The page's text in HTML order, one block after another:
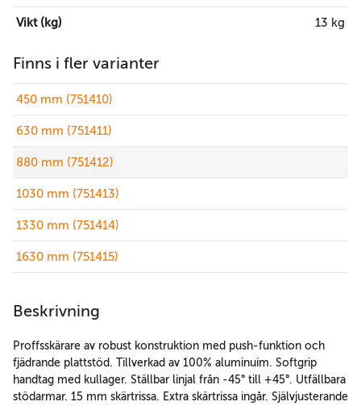
Vikt (kg) 13 kg
Finns i fler varianter
450 mm (751410)
630 mm (751411)
880 mm (751412)
1030 mm (751413)
1330 mm (751414)
1630 mm (751415)
Beskrivning
Proffsskärare av robust konstruktion med push-funktion och
fjädrande plattstöd. Tillverkad av 100% aluminuim. Softgrip
handtag med kullager. Ställbar linjal från -45° till +45°. Utfällbara
stödarmar. 15 mm skärtrissa. Extra skärtrissa ingår. Självjusterande